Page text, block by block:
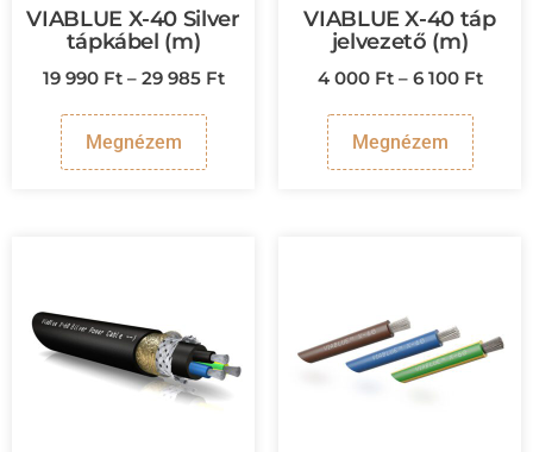
VIABLUE X-40 Silver
tápkábel (m)
19 990 Ft – 29 985 Ft
Megnézem
VIABLUE X-40 táp
jelvezető (m)
4 000 Ft – 6 100 Ft
Megnézem